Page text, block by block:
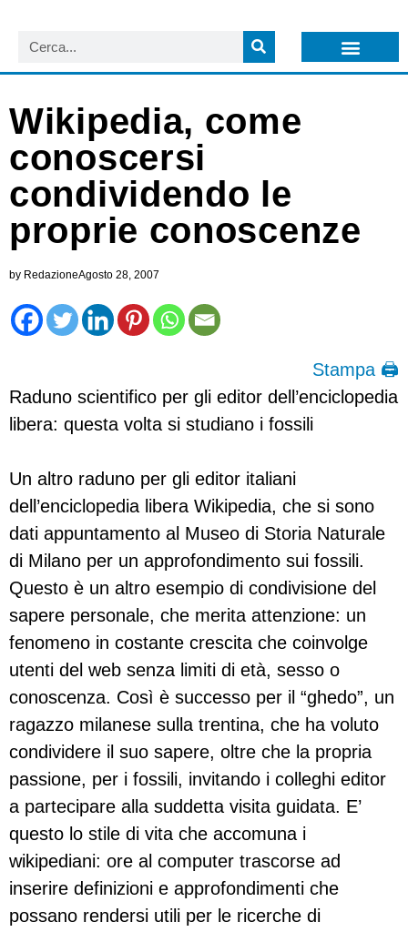
Wikipedia, come
conoscersi
condividendo le
proprie conoscenze
by RedazioneAgosto 28, 2007
Stampa 🖨
Raduno scientifico per gli editor dell’enciclopedia
libera: questa volta si studiano i fossili
Un altro raduno per gli editor italiani
dell’enciclopedia libera Wikipedia, che si sono
dati appuntamento al Museo di Storia Naturale
di Milano per un approfondimento sui fossili.
Questo è un altro esempio di condivisione del
sapere personale, che merita attenzione: un
fenomeno in costante crescita che coinvolge
utenti del web senza limiti di età, sesso o
conoscenza. Così è successo per il “ghedo”, un
ragazzo milanese sulla trentina, che ha voluto
condividere il suo sapere, oltre che la propria
passione, per i fossili, invitando i colleghi editor
a partecipare alla suddetta visita guidata. E’
questo lo stile di vita che accomuna i
wikipediani: ore al computer trascorse ad
inserire definizioni e approfondimenti che
possano rendersi utili per le ricerche di